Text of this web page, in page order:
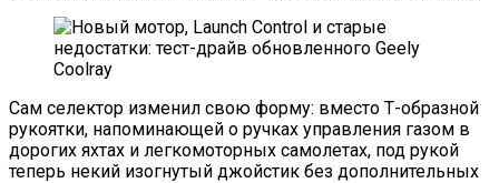
Сам селектор изменил свою форму: вместо Т-образной
рукоятки, напоминающей о ручках управления газом в
дорогих яхтах и легкомоторных самолетах, под рукой
теперь некий изогнутый джойстик без дополнительных